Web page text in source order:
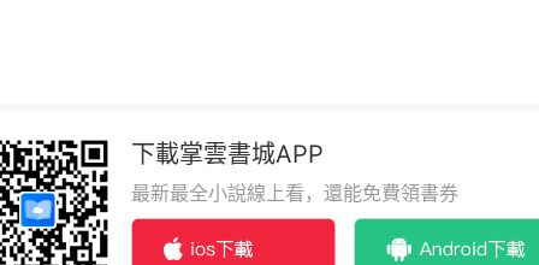
下載掌雲書城APP
最新最全小說線上看，還能免費領書券